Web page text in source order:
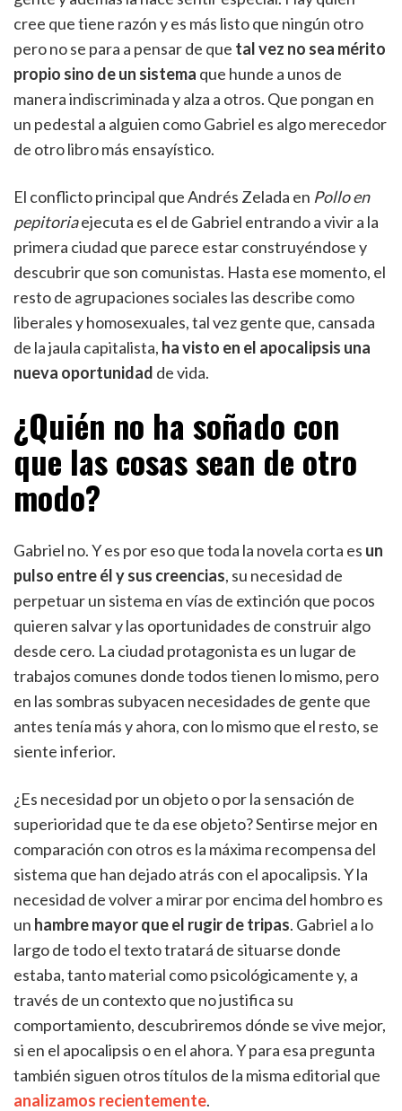
cree que tiene razón y es más listo que ningún otro
pero no se para a pensar de que tal vez no sea mérito
propio sino de un sistema que hunde a unos de
manera indiscriminada y alza a otros. Que pongan en
un pedestal a alguien como Gabriel es algo merecedor
de otro libro más ensayístico.
El conflicto principal que Andrés Zelada en Pollo en
pepitoriaejecuta es el de Gabriel entrando a vivir a la
primera ciudad que parece estar construyéndose y
descubrir que son comunistas. Hasta ese momento, el
resto de agrupaciones sociales las describe como
liberales y homosexuales, tal vez gente que, cansada
de la jaula capitalista, ha visto en el apocalipsis una
nueva oportunidad de vida.
¿Quién no ha soñado con
que las cosas sean de otro
modo?
Gabriel no. Y es por eso que toda la novela corta es un
pulso entre él y sus creencias, su necesidad de
perpetuar un sistema en vías de extinción que pocos
quieren salvar y las oportunidades de construir algo
desde cero. La ciudad protagonista es un lugar de
trabajos comunes donde todos tienen lo mismo, pero
en las sombras subyacen necesidades de gente que
antes tenía más y ahora, con lo mismo que el resto, se
siente inferior.
¿Es necesidad por un objeto o por la sensación de
superioridad que te da ese objeto? Sentirse mejor en
comparación con otros es la máxima recompensa del
sistema que han dejado atrás con el apocalipsis. Y la
necesidad de volver a mirar por encima del hombro es
un hambre mayor que el rugir de tripas. Gabriel a lo
largo de todo el texto tratará de situarse donde
estaba, tanto material como psicológicamente y, a
través de un contexto que no justifica su
comportamiento, descubriremos dónde se vive mejor,
si en el apocalipsis o en el ahora. Y para esa pregunta
también siguen otros títulos de la misma editorial que
analizamos recientemente.